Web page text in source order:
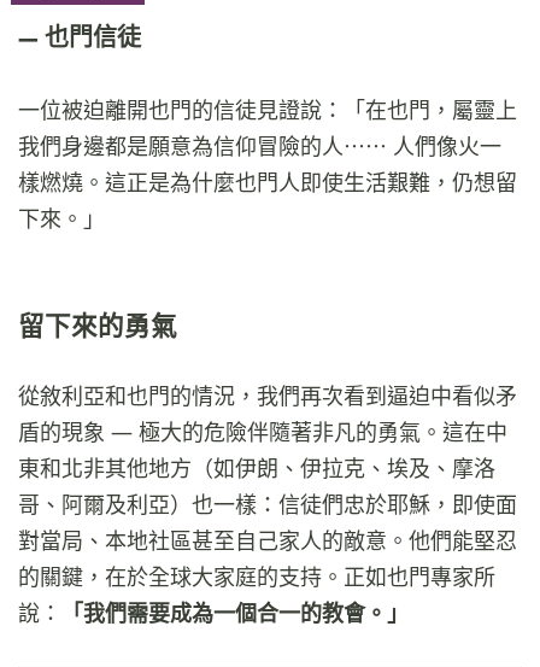
也門信徒
一位被迫離開也門的信徒見證說：「在也門，屬靈上
我們身邊都是願意為信仰冒險的人⋯⋯ 人們像火一
樣燃燒。這正是為什麼也門人即使生活艱難，仍想留
下來。」
留下來的勇氣
從敘利亞和也門的情況，我們再次看到逼迫中看似矛
盾的現象 — 極大的危險伴隨著非凡的勇氣。這在中
東和北非其他地方（如伊朗、伊拉克、埃及、摩洛
哥、阿爾及利亞）也一樣：信徒們忠於耶穌，即使面
對當局、本地社區甚至自己家人的敵意。他們能堅忍
的關鍵，在於全球大家庭的支持。正如也門專家所
說：
「我們需要成為一個合一的教會。」